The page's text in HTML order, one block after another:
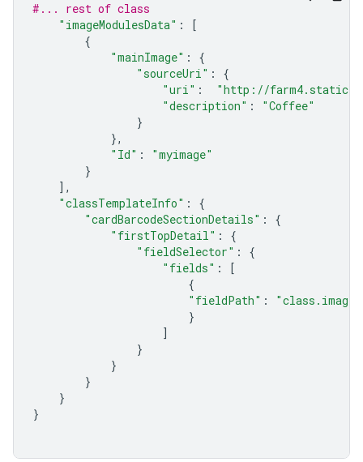
#... rest of class
"imageModulesData" :
[
{
"mainImage" :
{
"sourceUri" :
{
"uri" :
"http://
"description" :
"Coffee"
}
},
"Id" :
"myimage"
}
],
"classTemplateInfo" :
{
"cardBarcodeSectionDetails" :
{
"firstTopDetail" :
{
"fieldSelector" :
{
"fields" :
[
{
"fieldPath" :
}
]
}
}
}
}
}